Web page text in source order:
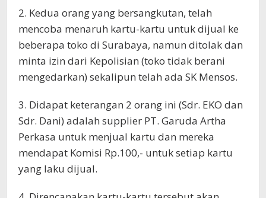
2. Kedua orang yang bersangkutan, telah
mencoba menaruh kartu-kartu untuk dijual ke
beberapa toko di Surabaya, namun ditolak dan
minta izin dari Kepolisian (toko tidak berani
mengedarkan) sekalipun telah ada SK Mensos.
3. Didapat keterangan 2 orang ini (Sdr. EKO dan
Sdr. Dani) adalah supplier PT. Garuda Artha
Perkasa untuk menjual kartu dan mereka
mendapat Komisi Rp.100,- untuk setiap kartu
yang laku dijual.